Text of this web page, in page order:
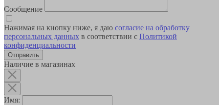
Сообщение
Нажимая на кнопку ниже, я даю согласие на обработку
персональных данных в соответствии с Политикой
конфиденциальности
Наличие в магазинах
Имя: